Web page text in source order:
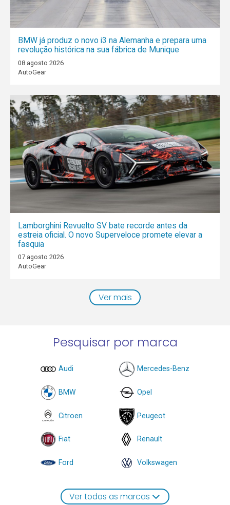
BMW já produz o novo i3 na Alemanha e prepara uma
revolução histórica na sua fábrica de Munique
08 agosto 2026
AutoGear
Lamborghini Revuelto SV bate recorde antes da
estreia oficial. O novo Superveloce promete elevar a
fasquia
07 agosto 2026
AutoGear
Ver mais
Pesquisar por marca
Audi
BMW
Citroen
Fiat
Ford
Mercedes-Benz
Opel
Peugeot
Renault
Volkswagen
Ver todas as marcas